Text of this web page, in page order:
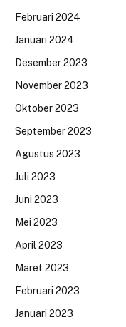
Februari 2024
Januari 2024
Desember 2023
November 2023
Oktober 2023
September 2023
Agustus 2023
Juli 2023
Juni 2023
Mei 2023
April 2023
Maret 2023
Februari 2023
Januari 2023